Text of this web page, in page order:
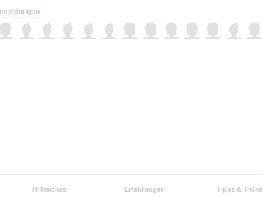
Hilfreiches Erfahrungen Tipps & Tricks